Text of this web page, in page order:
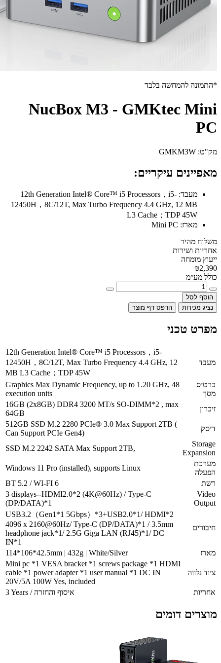
NucBox M3 -
12th Generation Intel® Core™ i5
12450H，8C/12T, Max Turbo Frequency
L3
מוצר
12th Generation Intel® Core™ i5 Processors
12450H，8C/12T, Max Turbo Frequency 4.4
MB L3 Cache；TDP 45W
Graphics Max Dynamic Frequency, up to
16GB (2x8GB) DDR4 3200 MT/s SO-
512GB SSD M.2 2280 PCIe® 3.0 Max
Can Support PCIe Gen4)
SSD M.2 2242 SATA Max Support 2TB,
Windows 11 Pro (installed), supports Linux
3 displays--HDMI2.0*2 (4K@60Hz) / Type-C
USB3.2（Gen1*1 5Gbps）*3+USB2.0*1/
4096 x 2160@60Hz/ Type-C (DP/DATA)*1 /
headphone jack*1/ 2.5G Giga LAN
114*106*42.5mm | 432g | White/Silver
Mini pc *1 VESA bracket *1 screws
cable *1 power adapter *1 user manual *1
20V/5A 100W Yes, included